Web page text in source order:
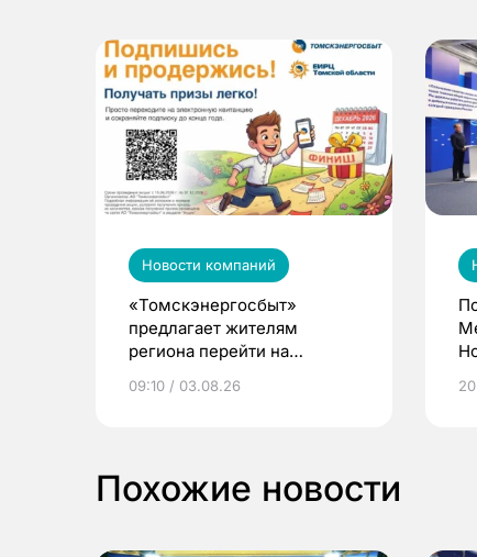
Новости компаний
«Томскэнергосбыт»
предлагает жителям
региона перейти на
выиграть призы
09:10 / 03.08.26
Похожие новости